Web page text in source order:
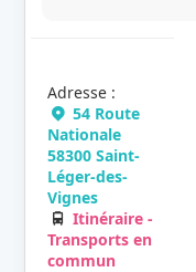
Adresse :
54 Route
Nationale
58300 Saint-
Léger-des-
Vignes
Itinéraire -
Transports en
commun